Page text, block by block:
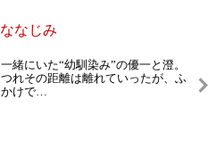
なじみ
緒にいた“幼馴染み”の優一と澄。
れその距離は離れていったが、ふ
けで…